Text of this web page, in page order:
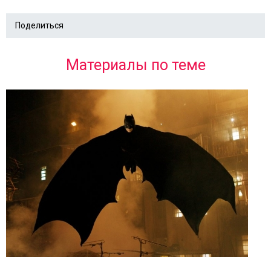
Поделиться
Материалы по теме